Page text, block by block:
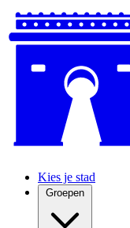
Kies je stad
Groepen